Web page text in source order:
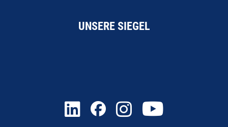
UNSERE SIEGEL